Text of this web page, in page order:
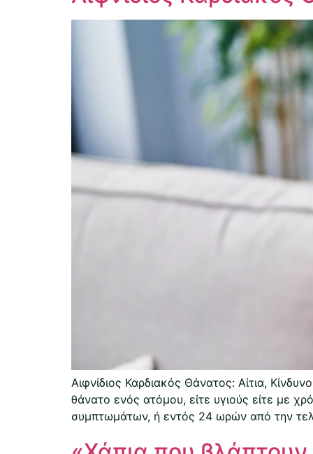
Αιφνίδιος Καρδιακός Θάνατος: Αίτια,
θάνατο ενός ατόμου, είτε υγιούς είτε με
συμπτωμάτων, ή εντός 24 ωρών από την